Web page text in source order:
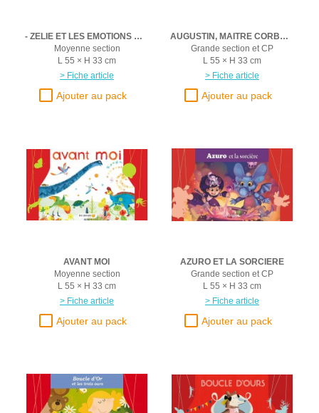
- ZELIE ET LES EMOTIONS DE LA RENTREE
Moyenne section
L 55 × H 33 cm
> Fiche article
AUGUSTIN, MAITRE CORBEAU ET LA CHOCOGALETTE
Grande section et CP
L 55 × H 33 cm
> Fiche article
AVANT MOI
Moyenne section
L 55 × H 33 cm
> Fiche article
AZURO ET LA SORCIERE
Grande section et CP
L 55 × H 33 cm
> Fiche article